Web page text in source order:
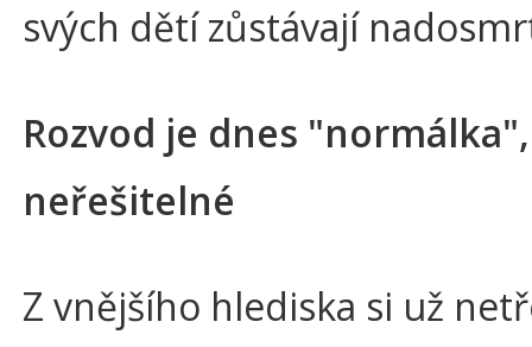
svých dětí zůstávají
Rozvod je dnes
neřešitelné
Z vnějšího hlediska si už